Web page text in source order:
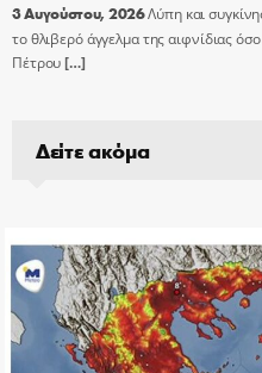
3 Αυγούστου, 2026Λύπη και
το θλιβερό άγγελμα της αιφνίδιας
Πέτρου[…]
Δείτε ακόμα